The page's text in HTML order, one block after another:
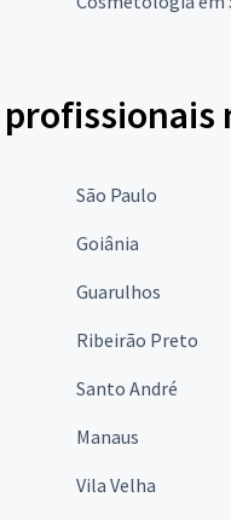
São Paulo
Goiânia
Guarulhos
Ribeirão Preto
Santo André
Manaus
Vila Velha